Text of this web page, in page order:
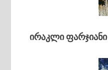
ირაკლი ფარჯიანი